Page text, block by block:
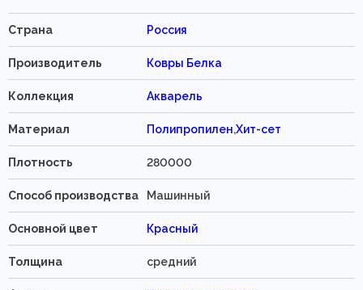
Страна Россия
Производитель Ковры Белка
Коллекция Акварель
Материал Полипропилен,Хит-сет
Плотность 280000
Способ производства Машинный
Основной цвет Красный
Толщина средний